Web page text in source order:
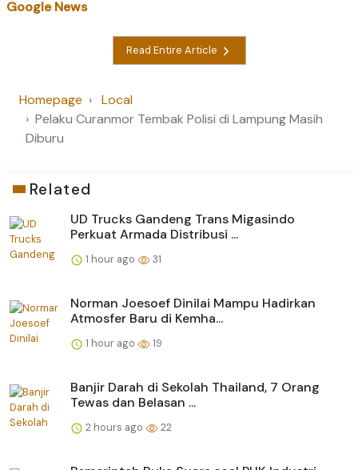
Google News
Read Entire Article
Homepage
Local
Pelaku Curanmor Tembak Polisi di Lampung Masih
Diburu
Related
UD Trucks Gandeng Trans Migasindo
Perkuat Armada Distribusi ...
1 hour ago 31
Norman Joesoef Dinilai Mampu Hadirkan
Atmosfer Baru di Kemha...
1 hour ago 19
Banjir Darah di Sekolah Thailand, 7 Orang
Tewas dan Belasan ...
2 hours ago 22